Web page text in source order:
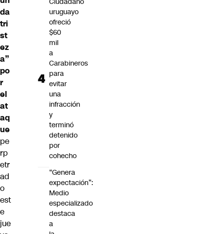
da
tri
st
ez
a”
po
r
el
at
aq
ue
pe
rp
etr
ad
o
est
e
jue
uruguayo
ofreció
$60
mil
a
Carabineros
para
evitar
una
infracción
y
terminó
detenido
por
cohecho
“Genera
expectación”:
Medio
especializado
destaca
a